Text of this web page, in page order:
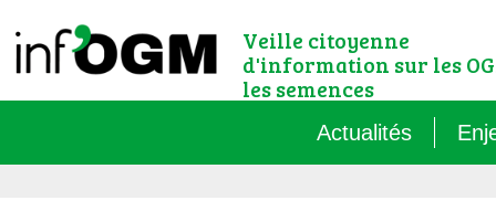
Veille citoyenne
d'information sur les
les semences
Actualités